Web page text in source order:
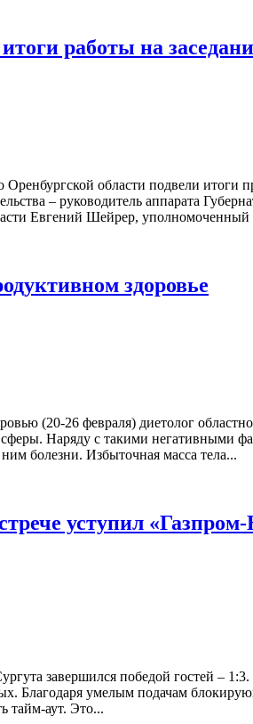
работы на
области подвели
– руководитель аппарата
Евгений Шейрер, уполномоченный
здоровье
(20-26 февраля) диетолог
Наряду с такими негативными
болезни. Избыточная масса тела...
уступил
завершился победой гостей –
Благодаря умелым подачам
тайм-аут. Это...